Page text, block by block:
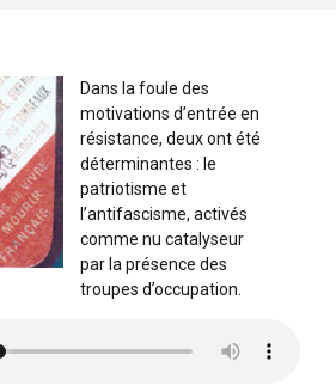
Dans la foule des
motivations d’entrée en
résistance, deux ont été
déterminantes : le
patriotisme et
l’antifascisme, activés
comme nu catalyseur
par la présence des
troupes d’occupation.